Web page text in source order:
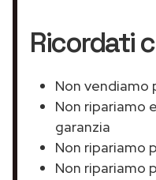
Ricordati
Non vendiamo
Non ripariamo
garanzia
Non ripariamo
Non ripariamo